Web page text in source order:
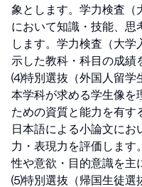
象とします。学力検査（
において知識・技能、思
します。学力検査（大
示した教科・科目の成績
⑷特別選抜（外国人留学
本学科が求める学生像を
ための資質と能力を有す
日本語による小論文に
力・表現力を評価します
性や意欲・目的意識を主
⑸特別選抜（帰国生徒選